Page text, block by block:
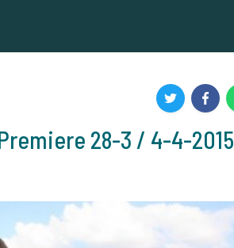
28-3 / 4-4-2015